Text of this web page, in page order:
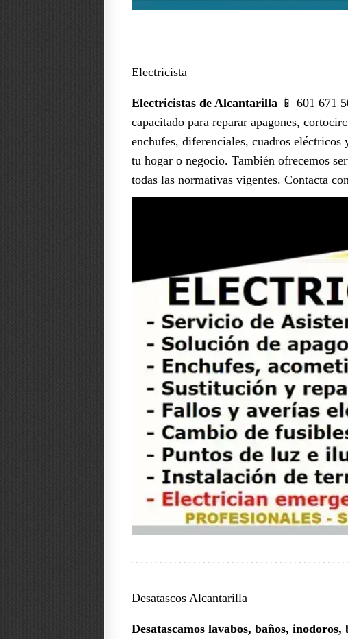
Electricista
Electricistas de Alcantarilla 📱 601 671
capacitado para reparar apagones,
enchufes, diferenciales, cuadros
tu hogar o negocio. También ofrecemos
todas las normativas vigentes. Contacta
Desatascos Alcantarilla
Desatascamos lavabos, baños, inodoros,